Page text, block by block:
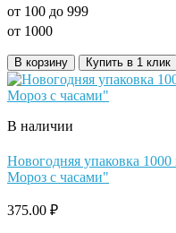
от 100 до 999
от 1000
В корзину Купить в 1 клик
В наличии
Новогодняя упаковка
Мороз с часами"
375.00 ₽